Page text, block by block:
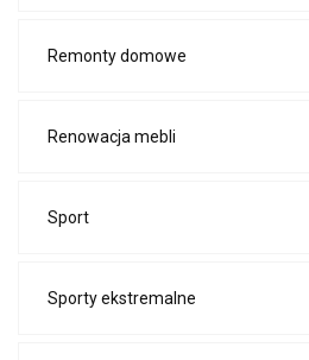
Remonty domowe
Renowacja mebli
Sport
Sporty ekstremalne